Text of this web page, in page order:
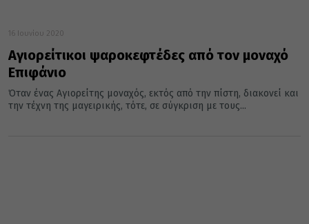
16 Ιουνίου 2020
Αγιορείτικοι ψαροκεφτέδες από τον μοναχό
Επιφάνιο
Όταν ένας Αγιορείτης μοναχός, εκτός από την πίστη, διακονεί και
την τέχνη της μαγειρικής, τότε, σε σύγκριση με τους...